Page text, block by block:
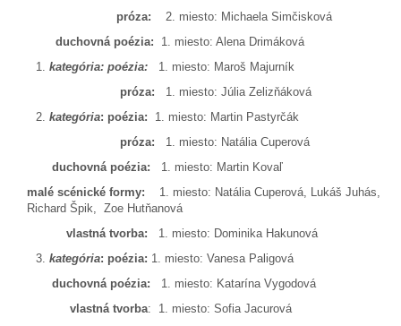
próza: 2. miesto: Michaela Simčisková
duchovná poézia:
1. miesto: Alena Drimáková
kategória: poézia: 1. miesto: Maroš Majurník
próza: 1. miesto: Júlia Zelizňáková
kategória: poézia: 1. miesto: Martin Pastyrčák
próza: 1. miesto: Natália Cuperová
duchovná poézia: 1. miesto: Martin Kovaľ
malé scénické formy: 1. miesto: Natália Cuperová, Lukáš Juhás,
Richard Špik, Zoe Hutňanová
vlastná tvorba:
1. miesto: Dominika Hakunová
kategória: poézia: 1. miesto: Vanesa Paligová
duchovná poézia: 1. miesto: Katarína Vygodová
vlastná tvorba: 1. miesto: Sofia Jacurová